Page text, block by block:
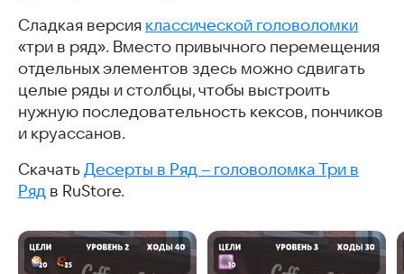
Сладкая версия классической головоломки
«три в ряд». Вместо привычного перемещения
отдельных элементов здесь можно сдвигать
целые ряды и столбцы, чтобы выстроить
нужную последовательность кексов, пончиков
и круассанов.
Скачать Десерты в Ряд – головоломка Три в
Ряд в RuStore.